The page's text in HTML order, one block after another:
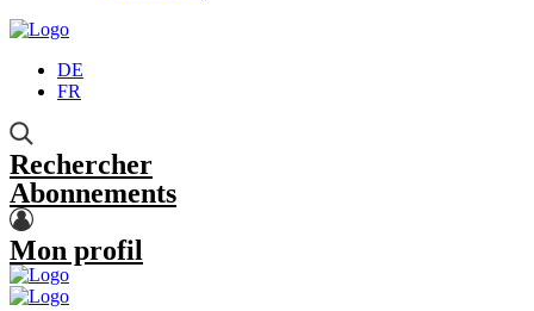
DE
FR
Rechercher
Abonnements
Mon profil